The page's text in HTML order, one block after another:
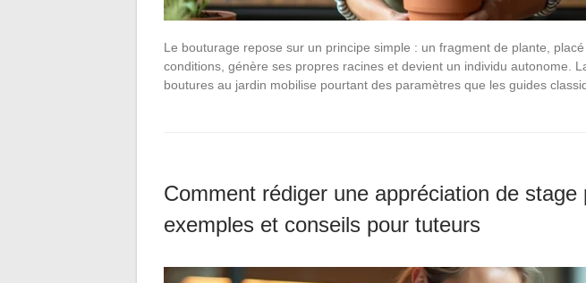
Le bouturage repose sur un principe simple : un fragment de plante,
conditions, génère ses propres racines et devient un individu autonome.
boutures au jardin mobilise pourtant des paramètres que les guides
Comment rédiger une appréciation de stage
exemples et conseils pour tuteurs